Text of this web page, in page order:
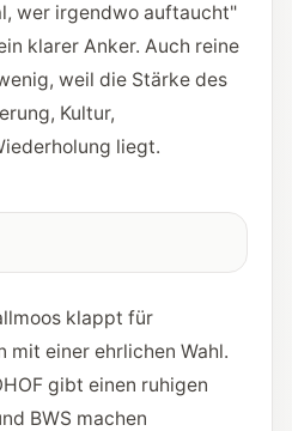
wer irgendwo auftaucht"
klarer Anker. Auch reine
weil die Stärke des
Kultur,
liegt.
klappt für
mit einer ehrlichen Wahl.
gibt einen ruhigen
BWS machen